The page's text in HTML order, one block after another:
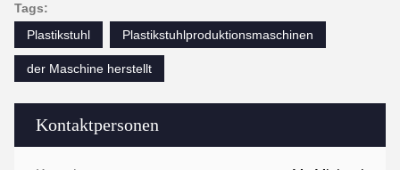
Kontaktpersonen
Tags:
Plastikstuhl
Plastikstuhlproduktionsmaschinen
der Maschine herstellt